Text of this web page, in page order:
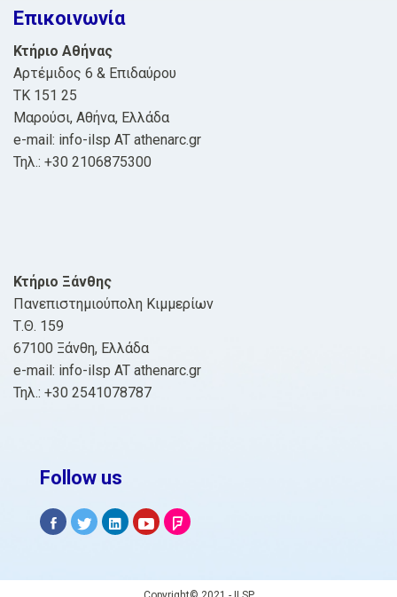
Επικοινωνία
Κτήριο Αθήνας
Αρτέμιδος 6 & Επιδαύρου
ΤΚ 151 25
Μαρούσι, Αθήνα, Ελλάδα
e-mail: info-ilsp AT athenarc.gr
Τηλ.: +30 2106875300
Κτήριο Ξάνθης
Πανεπιστημιούπολη Κιμμερίων
Τ.Θ. 159
67100 Ξάνθη, Ελλάδα
e-mail: info-ilsp AT athenarc.gr
Τηλ.: +30 2541078787
Follow us